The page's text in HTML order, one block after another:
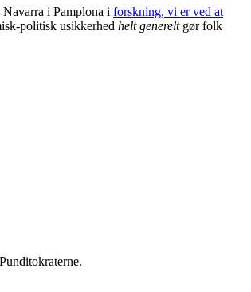
i Pamplona i forskning, vi er ved at
politisk usikkerhed helt generelt gør folk